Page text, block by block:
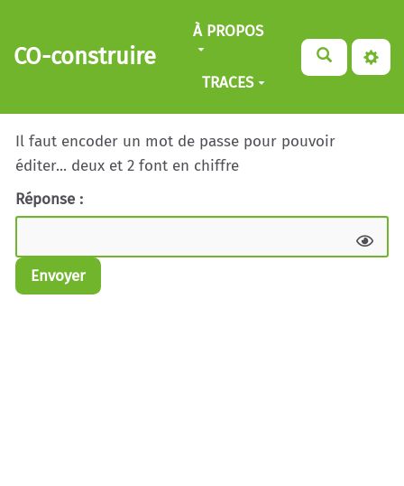
Aller au contenu principal
CO-construire
À PROPOS
TRACES
Il faut encoder un mot de passe pour pouvoir
éditer... deux et 2 font en chiffre
Réponse :
Envoyer